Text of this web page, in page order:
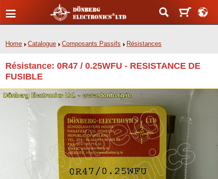
Home Catalogue Composants Passifs Résistances
Résistance: 0R47 / 0.25WFU - RESISTANCE DE
FUSIBLE